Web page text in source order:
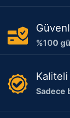
%100
Sadece